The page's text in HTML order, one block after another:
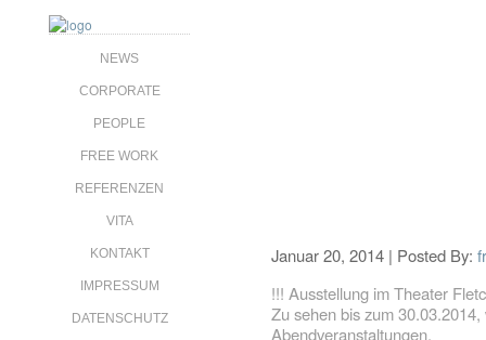
NEWS
CORPORATE
PEOPLE
FREE WORK
REFERENZEN
VITA
KONTAKT
IMPRESSUM
DATENSCHUTZ
Januar 20, 2014 | Posted By:
!!! Ausstellung im Theater
Zu sehen bis zum
Abendveranstaltungen.